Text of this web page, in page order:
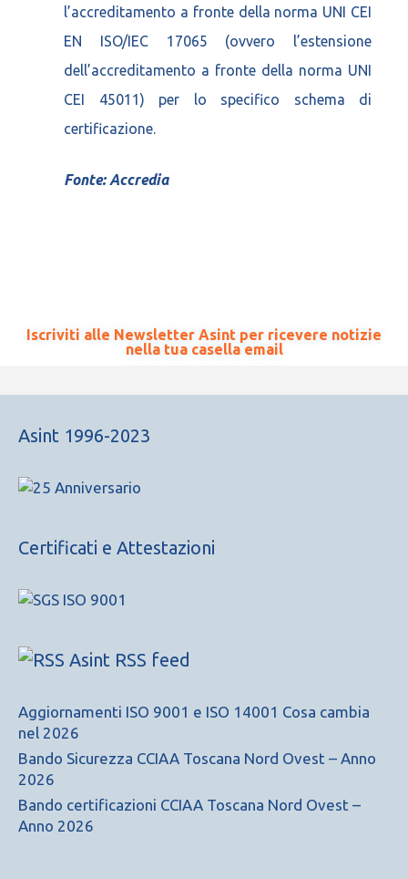
l’accreditamento a fronte della norma UNI CEI
EN ISO/IEC 17065 (ovvero l’estensione
dell’accreditamento a fronte della norma UNI
CEI 45011) per lo specifico schema di
certificazione.
Fonte: Accredia
Iscriviti alle Newsletter Asint per ricevere notizie
nella tua casella email
Asint 1996-2023
Certificati e Attestazioni
Asint RSS feed
Aggiornamenti ISO 9001 e ISO 14001 Cosa cambia
nel 2026
Bando Sicurezza CCIAA Toscana Nord Ovest – Anno
2026
Bando certificazioni CCIAA Toscana Nord Ovest –
Anno 2026